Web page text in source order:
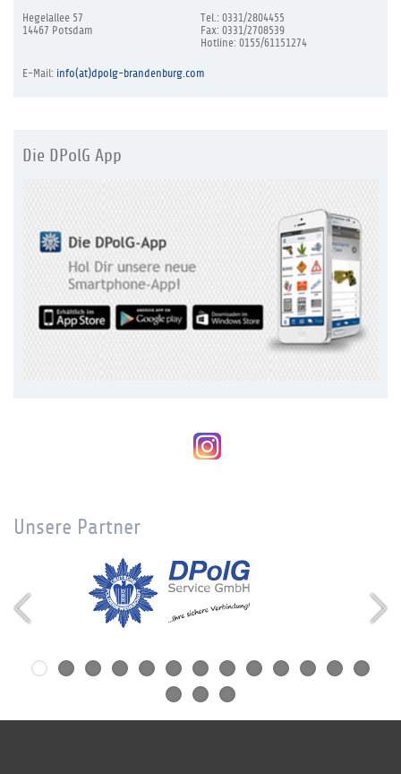
Hegelallee 57
14467 Potsdam
Tel.: 0331/2804455
Fax: 0331/2708539
Hotline: 0155/61151274
E-Mail: info(at)dpolg-brandenburg.com
Die DPolG App
Unsere Partner